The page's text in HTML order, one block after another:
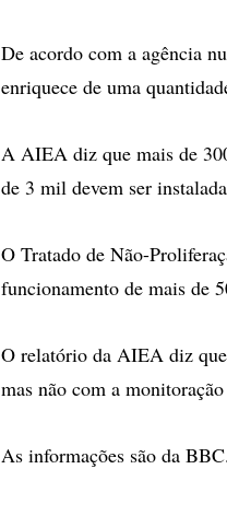
De acordo com a agência
enriquece de uma
A AIEA diz que mais de
de 3 mil devem ser
O Tratado de Não-
funcionamento de mais de
O relatório da AIEA diz que
mas não com a
As informações são da BBC.